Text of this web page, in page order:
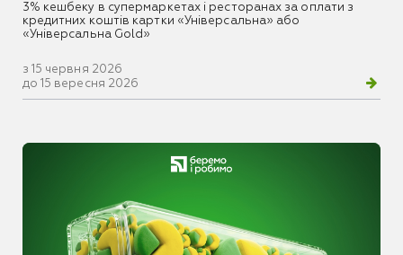
3% кешбеку в супермаркетах і ресторанах за оплати з
кредитних коштів картки «Універсальна» або
«Універсальна Gold»
з 15 червня 2026
до 15 вересня 2026